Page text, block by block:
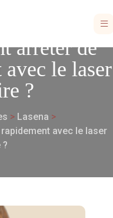
arrêter de
le laser
?
> Lasena >
avec le laser